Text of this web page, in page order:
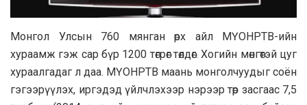
Монгол Улсын 760 мянган өрх айл МҮОНРТВ-ийн
хураамж гэж сар бүр 1200 төгрөг төлдөг. Хогийн мөнгөтэй цуг
хураалгадаг л даа. МҮОНРТВ маань монголчуудыг соён
гэгээрүүлэх, иргэдэд үйлчлэхээр нэрээр төр засгаас 7,5